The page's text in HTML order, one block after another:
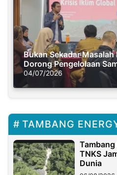
Bukan Sekadar
Dorong Pengelolaan
Solusi Krisis Iklim
04/07/2026
TAMBANG
Tambang
TNKS
Dunia